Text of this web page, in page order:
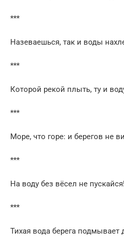
***
Назеваешься, так и воды
***
Которой рекой плыть, ту и
***
Море, что горе: и берегов не
***
На воду без вёсел не пускайся!
***
Тихая вода берега подмывает